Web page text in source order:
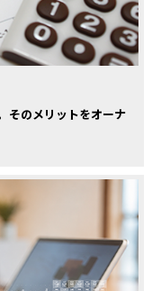
そのメリットをオーナ